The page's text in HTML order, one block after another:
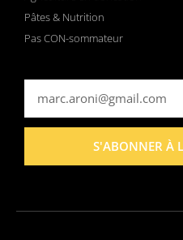
Pâtes & Nutrition
Pas CON-sommateur
S'ABONNER À